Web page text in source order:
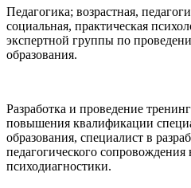
Педагогика; возрастная,
социальная, практическая
экспертной группы по
образования.
Разработка и проведение
повышения квалификации
образования, специалист в
педагогического сопровождения
психодиагностики.